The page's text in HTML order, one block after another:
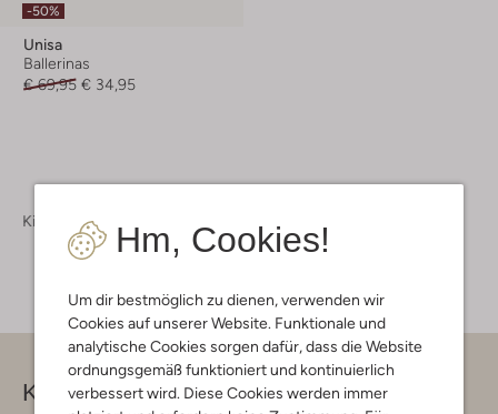
Hm, Cookies!
Um dir bestmöglich zu dienen, verwenden wir
Cookies auf unserer Website. Funktionale und
analytische Cookies sorgen dafür, dass die Website
ordnungsgemäß funktioniert und kontinuierlich
verbessert wird. Diese Cookies werden immer
-50%
Unisa
Ballerinas
€ 69,95 € 34,95
Kinderschuhe
Kontakt